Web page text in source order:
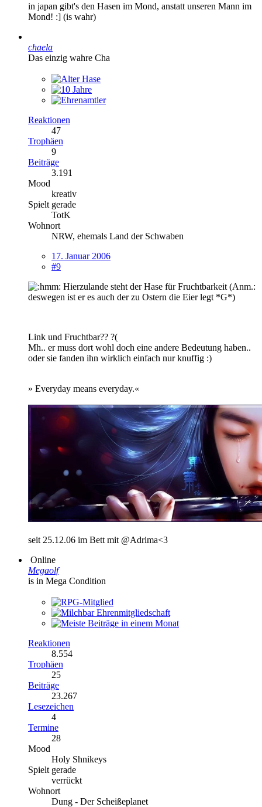
in japan gibt's den Hasen im Mond, anstatt unseren Mann im
Mond! :] (is wahr)
chaela
Das einzig wahre Cha
Reaktionen
47
Trophäen
9
Beiträge
3.191
Mood
kreativ
Spielt gerade
TotK
Wohnort
NRW, ehemals Land der Schwaben
17. Januar 2006
#9
Hierzulande steht der Hase für Fruchtbarkeit (Anm.:
deswegen ist er es auch der zu Ostern die Eier legt *G*)
Link und Fruchtbar?? ?(
Mh.. er muss dort wohl doch eine andere Bedeutung haben..
oder sie fanden ihn wirklich einfach nur knuffig :)
» Everyday means everyday.«
seit 25.12.06 im Bett mit @Adrima<3
Online
Megaolf
is in Mega Condition
Reaktionen
8.554
Trophäen
25
Beiträge
23.267
Lesezeichen
4
Termine
28
Mood
Holy Shnikeys
Spielt gerade
verrückt
Wohnort
Dung - Der Scheißeplanet